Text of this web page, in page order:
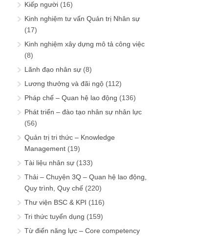
Kiếp người (16)
Kinh nghiệm tư vấn Quản trị Nhân sự
(17)
Kinh nghiệm xây dựng mô tả công việc
(8)
Lãnh đạo nhân sự (8)
Lương thưởng và đãi ngộ (112)
Pháp chế – Quan hệ lao động (136)
Phát triển – đào tạo nhân sự nhân lực
(56)
Quản trị tri thức – Knowledge
Management (19)
Tài liệu nhân sự (133)
Thải – Chuyện 3Q – Quan hệ lao động,
Quy trình, Quy chế (220)
Thư viện BSC & KPI (116)
Tri thức tuyển dụng (159)
Từ điển năng lực – Core competency